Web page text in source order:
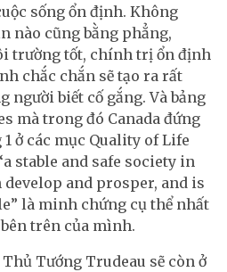
sống ổn định. Không
nào cũng bằng phẳng,
trường tốt, chính trị ổn định
chắc chắn sẽ tạo ra rất
người biết cố gắng. Và bảng
mà trong đó Canada đứng
ở các mục Quality of Life
stable and safe society in
and prosper, and is
là minh chứng cụ thể nhất
trên của mình.
Tướng Trudeau sẽ còn ở